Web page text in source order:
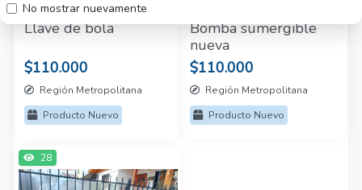
No mostrar nuevamente
Llave de bola
$110.000
Región Metropolitana
Producto Nuevo
Bomba sumergible
nueva
$110.000
Región Metropolitana
Producto Nuevo
28